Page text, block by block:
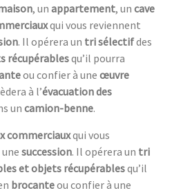
, un appartement, un cave
qui vous reviennent
. Il opérera un tri sélectifdes
récupérablesqu’il pourra
ou confier à une œuvre
à l’évacuation des
un camion-benne.
commerciauxqui vous
succession. Il opérera un tri
et objets récupérablesqu’il
brocanteou confier à une